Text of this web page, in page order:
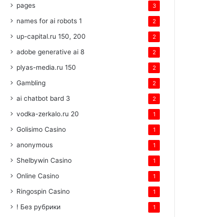
pages 3
names for ai robots 1 2
up-capital.ru 150, 200 2
adobe generative ai 8 2
plyas-media.ru 150 2
Gambling 2
ai chatbot bard 3 2
vodka-zerkalo.ru 20 1
Golisimo Casino 1
anonymous 1
Shelbywin Casino 1
Online Casino 1
Ringospin Casino 1
! Без рубрики 1